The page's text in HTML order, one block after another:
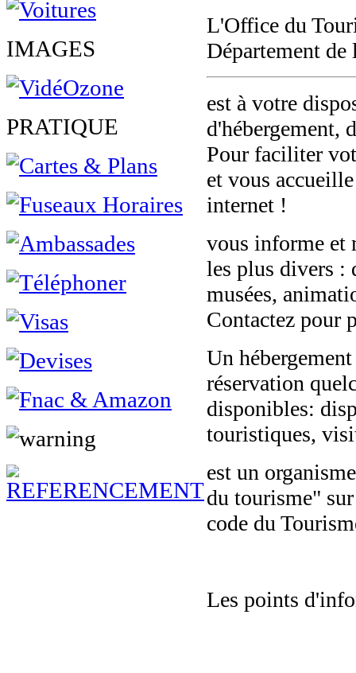
IMAGES
PRATIQUE
L'Office du
Département
est à votre
d'hébergement,
Pour faciliter
et vous
internet !
vous informe et
les plus divers :
musées,
Contactez pour
Un
réservation
disponibles:
touristiques,
est un
du tourisme"
code du
Les points